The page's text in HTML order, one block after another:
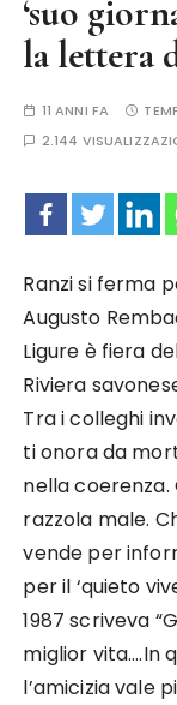
‘suo
la lettera
11 ANNI FA
2.144
Ranzi si ferma
Augusto
Ligure è fiera
Riviera
Tra i colleghi
ti onora da
nella coerenza.
razzola male.
vende per
per il ‘quieto
1987 scriveva
miglior vita….In
l’amicizia vale